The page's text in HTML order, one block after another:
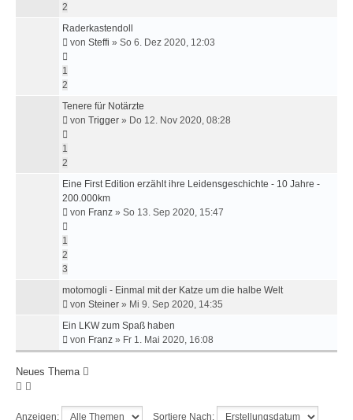
2
Raderkastendoll
von Steffi » So 6. Dez 2020, 12:03
1
2
Tenere für Notärzte
von Trigger » Do 12. Nov 2020, 08:28
1
2
Eine First Edition erzählt ihre Leidensgeschichte - 10 Jahre -
200.000km
von Franz » So 13. Sep 2020, 15:47
1
2
3
motomogli - Einmal mit der Katze um die halbe Welt
von Steiner » Mi 9. Sep 2020, 14:35
Ein LKW zum Spaß haben
von Franz » Fr 1. Mai 2020, 16:08
Neues Thema
Anzeigen: Sortiere Nach: